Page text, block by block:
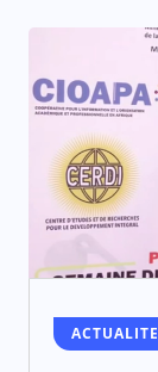
ACTUALITE